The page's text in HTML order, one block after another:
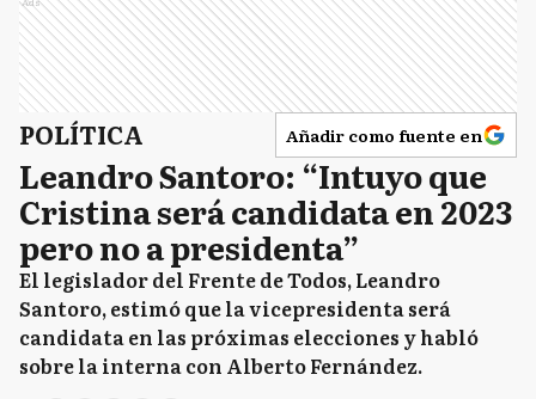
POLÍTICA Añadir como fuente en
Leandro Santoro: “Intuyo que
Cristina será candidata en 2023
pero no a presidenta”
El legislador del Frente de Todos, Leandro
Santoro, estimó que la vicepresidenta será
candidata en las próximas elecciones y habló
sobre la interna con Alberto Fernández.